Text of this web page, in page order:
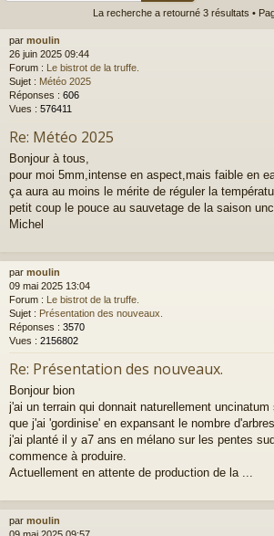
La recherche a retourné 3 résultats •
par moulin
26 juin 2025 09:44
Forum :
Le bistrot de la truffe.
Sujet : Météo 2025
Réponses : 606
Vues : 576411
Re: Météo 2025
Bonjour à tous,
pour moi 5mm,intense en aspect,mais faible en
ça aura au moins le mérite de réguler la
petit coup le pouce au sauvetage de la saison
Michel
par moulin
09 mai 2025 13:04
Forum : Le bistrot de la truffe.
Sujet : Présentation des nouveaux.
Réponses : 3570
Vues : 2156802
Re: Présentation des nouveaux.
Bonjour bion
j'ai un terrain qui donnait naturellement
que j'ai 'gordinise' en expansant le nombre
j'ai planté il y a7 ans en mélano sur les pentes
commence à produire.
Actuellement en attente de production de la ...
par moulin